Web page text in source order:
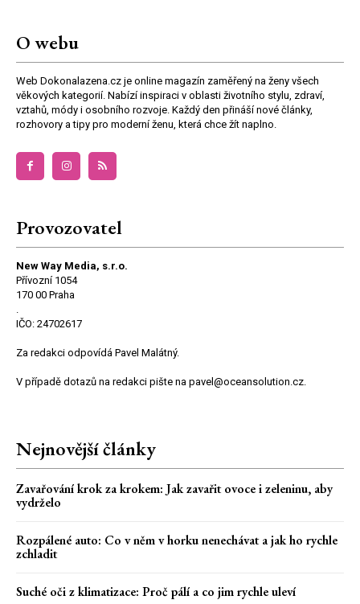
O webu
Web Dokonalazena.cz je online magazín zaměřený na ženy všech
věkových kategorií. Nabízí inspiraci v oblasti životního stylu, zdraví,
vztahů, módy i osobního rozvoje. Každý den přináší nové články,
rozhovory a tipy pro moderní ženu, která chce žít naplno.
Provozovatel
New Way Media, s.r.o.
Přívozní 1054
170 00 Praha
.
IČO: 24702617
Za redakci odpovídá Pavel Malátný.
V případě dotazů na redakci pište na pavel@oceansolution.cz.
Nejnovější články
Zavařování krok za krokem: Jak zavařit ovoce i zeleninu, aby
vydrželo
Rozpálené auto: Co v něm v horku nenechávat a jak ho rychle
zchladit
Suché oči z klimatizace: Proč pálí a co jim rychle uleví